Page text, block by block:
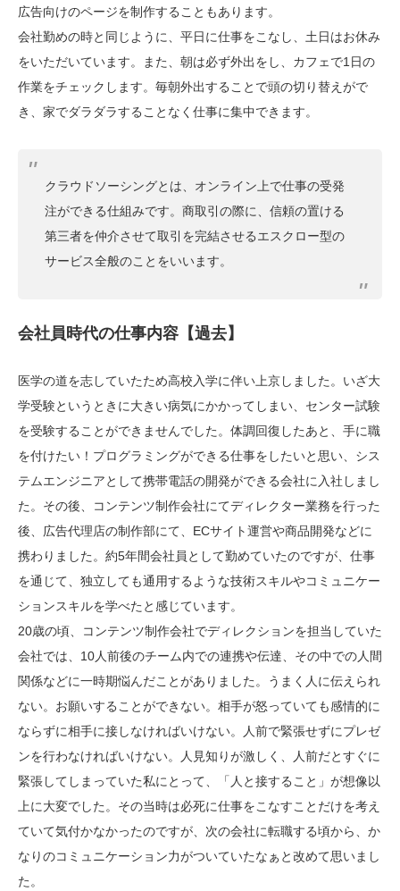
広告向けのページを制作することもあります。
会社勤めの時と同じように、平日に仕事をこなし、土日はお休み
をいただいています。また、朝は必ず外出をし、カフェで1日の
作業をチェックします。毎朝外出することで頭の切り替えがで
き、家でダラダラすることなく仕事に集中できます。
クラウドソーシングとは、オンライン上で仕事の受発
注ができる仕組みです。商取引の際に、信頼の置ける
第三者を仲介させて取引を完結させるエスクロー型の
サービス全般のことをいいます。
会社員時代の仕事内容【過去】
医学の道を志していたため高校入学に伴い上京しました。いざ大
学受験というときに大きい病気にかかってしまい、センター試験
を受験することができませんでした。体調回復したあと、手に職
を付けたい！プログラミングができる仕事をしたいと思い、シス
テムエンジニアとして携帯電話の開発ができる会社に入社しまし
た。その後、コンテンツ制作会社にてディレクター業務を行った
後、広告代理店の制作部にて、ECサイト運営や商品開発などに
携わりました。約5年間会社員として勤めていたのですが、仕事
を通じて、独立しても通用するような技術スキルやコミュニケー
ションスキルを学べたと感じています。
20歳の頃、コンテンツ制作会社でディレクションを担当していた
会社では、10人前後のチーム内での連携や伝達、その中での人間
関係などに一時期悩んだことがありました。うまく人に伝えられ
ない。お願いすることができない。相手が怒っていても感情的に
ならずに相手に接しなければいけない。人前で緊張せずにプレゼ
ンを行わなければいけない。人見知りが激しく、人前だとすぐに
緊張してしまっていた私にとって、「人と接すること」が想像以
上に大変でした。その当時は必死に仕事をこなすことだけを考え
ていて気付かなかったのですが、次の会社に転職する頃から、か
なりのコミュニケーション力がついていたなぁと改めて思いまし
た。